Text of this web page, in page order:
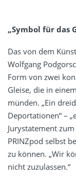
„Symbol für das
Das von dem
Wolfgang
Form von zwei
Gleise, die in
münden. „Ein
Deportationen“ –
Jurystatement
PRINZpod selbst
zu können. „Wir
nicht zuzulassen.“